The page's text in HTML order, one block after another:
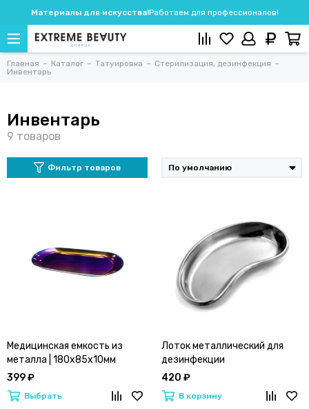
Материалы для искусства!Работаем для профессионалов!
Главная Каталог Татуировка
Стерилизация, дезинфекция
Инвентарь
Инвентарь
Фильтр товаров
Медицинская емкость из
металла | 180x85x10мм
399 ₽
Выбрать
Лоток металлический для
дезинфекции
420 ₽
В корзину